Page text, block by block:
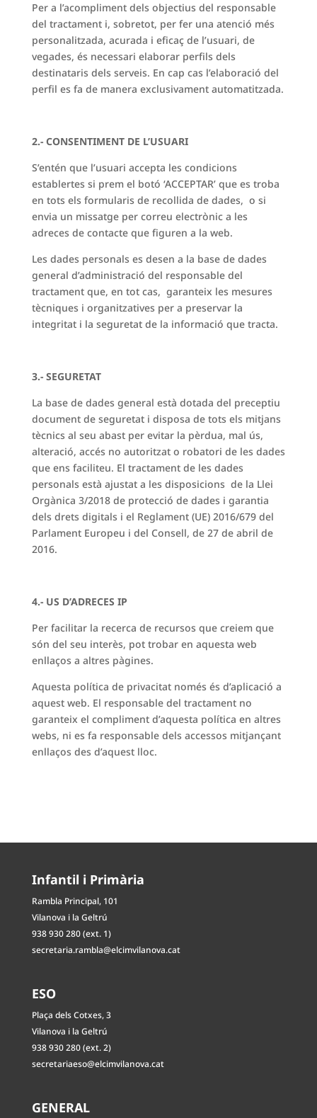
Per a l’acompliment dels objectius del responsable
del tractament i, sobretot, per fer una atenció més
personalitzada, acurada i eficaç de l’usuari, de
vegades, és necessari elaborar perfils dels
destinataris dels serveis. En cap cas l’elaboració del
perfil es fa de manera exclusivament automatitzada.
2.- CONSENTIMENT DE L’USUARI
S’entén que l’usuari accepta les condicions
establertes si prem el botó ‘ACCEPTAR’ que es troba
en tots els formularis de recollida de dades, o si
envia un missatge per correu electrònic a les
adreces de contacte que figuren a la web.
Les dades personals es desen a la base de dades
general d’administració del responsable del
tractament que, en tot cas, garanteix les mesures
tècniques i organitzatives per a preservar la
integritat i la seguretat de la informació que tracta.
3.- SEGURETAT
La base de dades general està dotada del preceptiu
document de seguretat i disposa de tots els mitjans
tècnics al seu abast per evitar la pèrdua, mal ús,
alteració, accés no autoritzat o robatori de les dades
que ens faciliteu. El tractament de les dades
personals està ajustat a les disposicions de la Llei
Orgànica 3/2018 de protecció de dades i garantia
dels drets digitals i el Reglament (UE) 2016/679 del
Parlament Europeu i del Consell, de 27 de abril de
2016.
4.- US D’ADRECES IP
Per facilitar la recerca de recursos que creiem que
són del seu interès, pot trobar en aquesta web
enllaços a altres pàgines.
Aquesta política de privacitat només és d’aplicació a
aquest web. El responsable del tractament no
garanteix el compliment d’aquesta política en altres
webs, ni es fa responsable dels accessos mitjançant
enllaços des d’aquest lloc.
Infantil i Primària
Rambla Principal, 101
Vilanova i la Geltrú
938 930 280 (ext. 1)
secretaria.rambla@elcimvilanova.cat
ESO
Plaça dels Cotxes, 3
Vilanova i la Geltrú
938 930 280 (ext. 2)
secretariaeso@elcimvilanova.cat
GENERAL